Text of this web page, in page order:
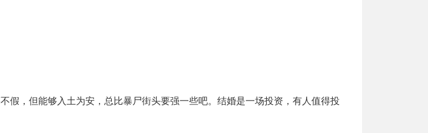
假，但能够入土为安，总比暴尸街头要强一些吧。结婚是一场投资，有人值得投